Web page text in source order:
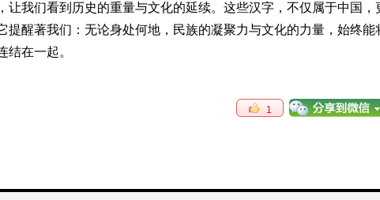
让我们看到历史的重量与文化的延续。这些汉字，不仅属于中国，
提醒著我们：无论身处何地，民族的凝聚力与文化的力量，始终能
结在一起。
1